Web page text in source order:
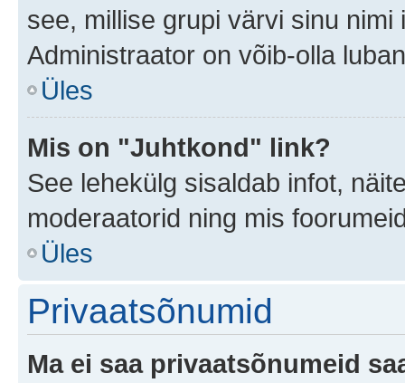
see, millise grupi värvi sinu
Administraator on võib-olla
Üles
Mis on "Juhtkond" link?
See lehekülg sisaldab infot,
moderaatorid ning mis
Üles
Privaatsõnumid
Ma ei saa privaatsõnumeid